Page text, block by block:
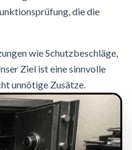
die die
wie Schutzbeschläge,
Ziel ist eine sinnvolle
unnötige Zusätze.